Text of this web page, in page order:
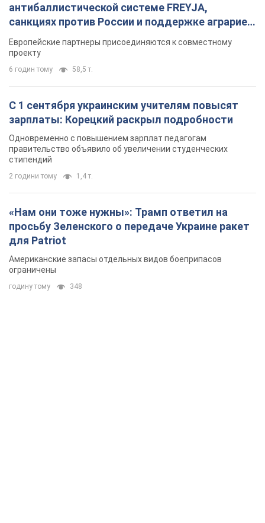
антибаллистической системе FREYJA,
санкциях против России и поддержке аграриев.
Видео
Европейские партнеры присоединяются к совместному
проекту
6 годин тому 58,5 т.
С 1 сентября украинским учителям повысят
зарплаты: Корецкий раскрыл подробности
Одновременно с повышением зарплат педагогам
правительство объявило об увеличении студенческих
стипендий
2 години тому 1,4 т.
«Нам они тоже нужны»: Трамп ответил на
просьбу Зеленского о передаче Украине ракет
для Patriot
Американские запасы отдельных видов боеприпасов
ограничены
годину тому 348